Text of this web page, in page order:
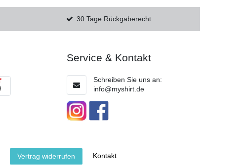
30 Tage Rückgaberecht
Service & Kontakt
Schreiben Sie uns an:
info@myshirt.de
Vertrag widerrufen Kontakt